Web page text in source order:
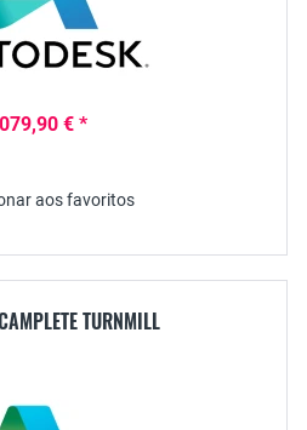
€ *
aos favoritos
TURNMILL